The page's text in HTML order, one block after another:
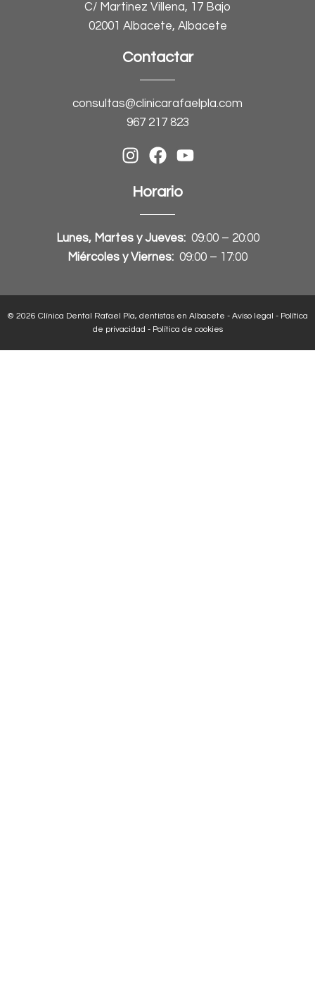
C/ Martinez Villena, 17 Bajo
02001 Albacete, Albacete
Contactar
consultas@clinicarafaelpla.com
967 217 823
Horario
Lunes, Martes y Jueves: 09:00 – 20:00
Miércoles y Viernes: 09:00 – 17:00
© 2026 Clínica Dental Rafael Pla, dentistas en Albacete - Aviso legal - Política
de privacidad - Política de cookies